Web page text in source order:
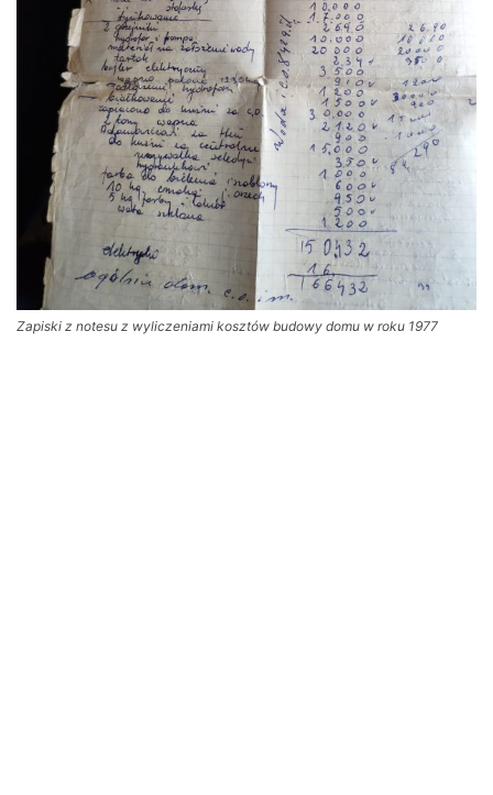
Zapiski z notesu z wyliczeniami kosztów budowy domu w roku 1977